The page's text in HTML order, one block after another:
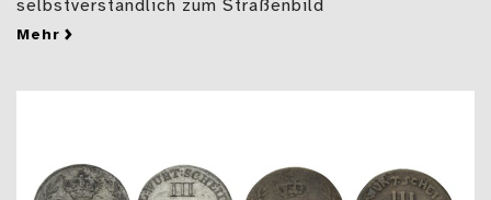
selbstverständlich zum Straßenbild
mehr